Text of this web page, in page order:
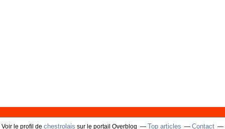
Voir le profil de chestrolais sur le portail Overblog Top articles Contact